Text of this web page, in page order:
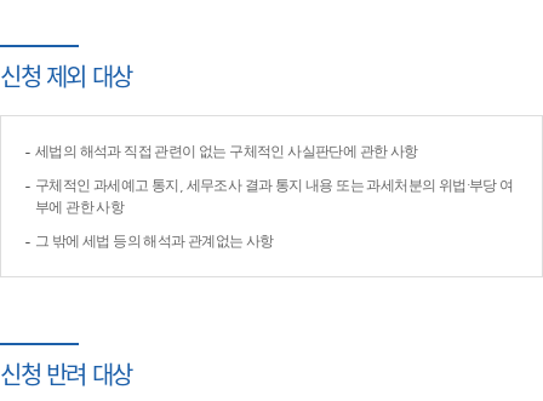
신청 제외 대상
세법의 해석과 직접 관련이 없는 구체적인 사실판단에 관한 사항
구체적인 과세예고 통지, 세무조사 결과 통지 내용 또는 과세처분의 위법·부당 여
부에 관한 사항
그 밖에 세법 등의 해석과 관계없는 사항
신청 반려 대상